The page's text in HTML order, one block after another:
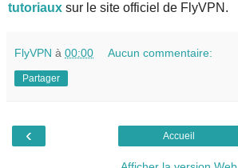
tutoriaux sur le site officiel de FlyVPN.
FlyVPN à 00:00 Aucun commentaire:
Partager
‹ Accueil